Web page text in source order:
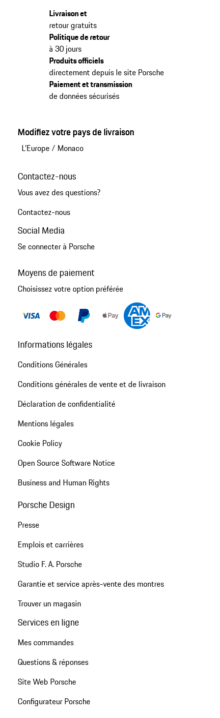
Livraison et
retour gratuits
Politique de retour
à 30 jours
Produits officiels
directement depuis le site Porsche
Paiement et transmission
de données sécurisés
Modifiez votre pays de livraison
L'Europe/ Monaco
Contactez-nous
Vous avez des questions?
Contactez-nous
Social Media
Se connecter à Porsche
Moyens de paiement
Choisissez votre option préférée
Informations légales
Conditions Générales
Conditions générales de vente et de livraison
Déclaration de confidentialité
Mentions légales
Cookie Policy
Open Source Software Notice
Business and Human Rights
Porsche Design
Presse
Emplois et carrières
Studio F. A. Porsche
Garantie et service après-vente des montres
Trouver un magasin
Services en ligne
Mes commandes
Questions & réponses
Site Web Porsche
Configurateur Porsche